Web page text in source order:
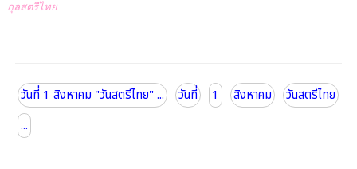
กุลสตรีไทย
วันที่ 1 สิงหาคม "วันสตรีไทย" ... วันที่ 1 สิงหาคม
วันสตรีไทย
...